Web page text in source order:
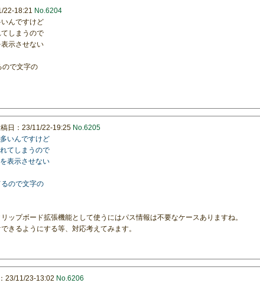
22-18:21 No.6204
んですけど
しまうので
示させない
ので文字の
日：23/11/22-19:25 No.6205
いんですけど
てしまうので
表示させない
ので文字の
ップボード拡張機能として使うにはパス情報は不要なケースありますね。
きるようにする等、対応考えてみます。
23/11/23-13:02 No.6206